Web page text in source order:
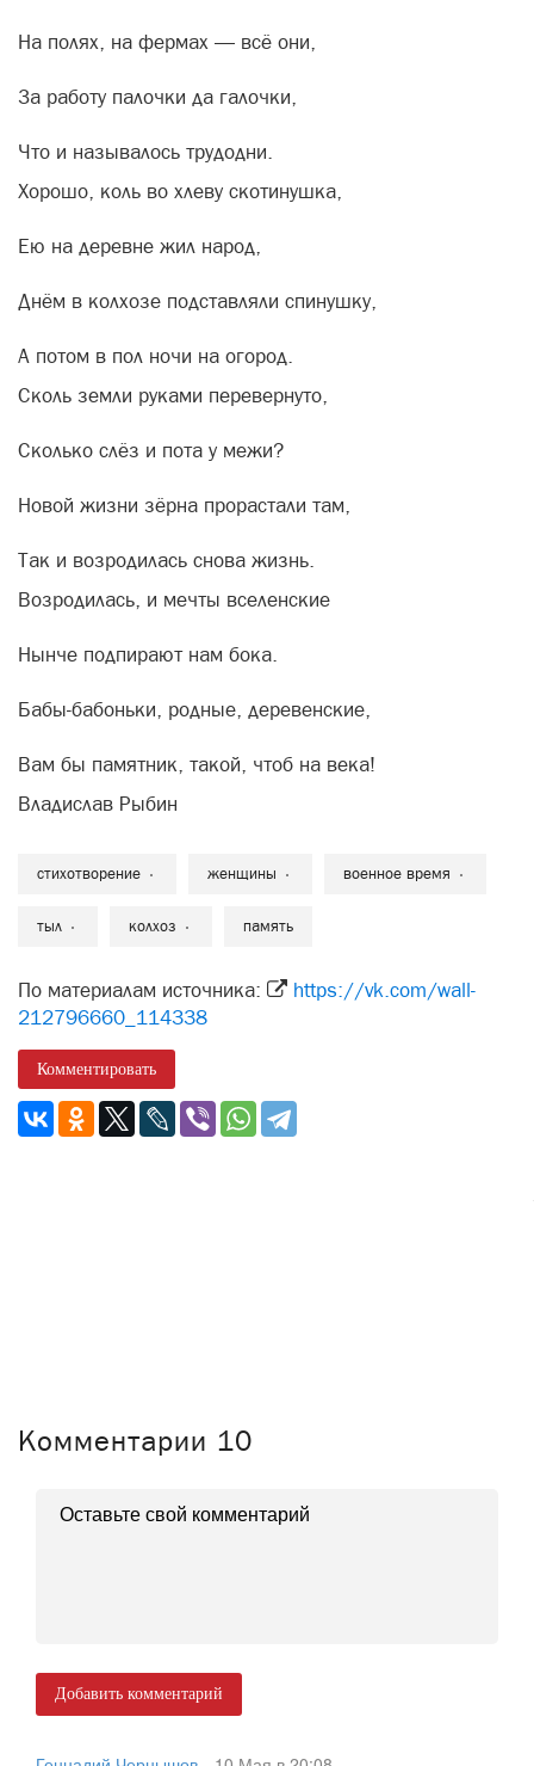
На полях, на фермах — всё они,
За работу палочки да галочки,
Что и называлось трудодни.
Хорошо, коль во хлеву скотинушка,
Ею на деревне жил народ,
Днём в колхозе подставляли спинушку,
А потом в пол ночи на огород.
Сколь земли руками перевернуто,
Сколько слёз и пота у межи?
Новой жизни зёрна прорастали там,
Так и возродилась снова жизнь.
Возродилась, и мечты вселенские
Нынче подпирают нам бока.
Бабы-бабоньки, родные, деревенские,
Вам бы памятник, такой, чтоб на века!
Владислав Рыбин
стихотворение женщины военное время
тыл колхоз память
По материалам источника:
https://vk.com/wall-
212796660_114338
Комментировать
Комментарии 10
Добавить комментарий